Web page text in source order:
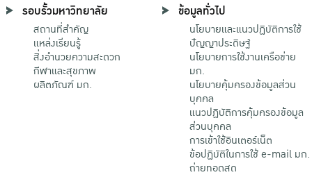
รอบรั้วมหาวิทยาลัย
สถานที่สำคัญ
แหล่งเรียนรู้
สิ่งอำนวยความสะดวก
กีฬาและสุขภาพ
ผลิตภัณฑ์ มก.
ข้อมูลทั่วไป
นโยบายและแนวปฏิบัติการใช้
ปัญญาประดิษฐ์
นโยบายการใช้งานเครือข่าย
มก.
นโยบายคุ้มครองข้อมูลส่วน
บุคคล
แนวปฏิบัติการคุ้มครองข้อมูล
ส่วนบุคคล
การเข้าใช้อินเตอร์เน็ต
ข้อปฏิบัติในการใช้ e-mail มก.
ถ่ายทอดสด